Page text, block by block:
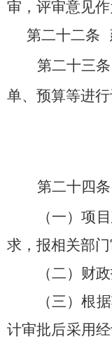
审，评审意见
第二十二条
第二十三条
单、预算等进
第二十四条
（一）项
求，报相关部
（二）财
（三）根
计审批后采用